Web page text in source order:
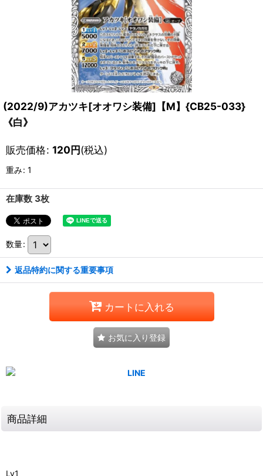
(2022/9)アカツキ[オオワシ装備]【M】{CB25-033}
《白》
販売価格: 120円(税込)
重み: 1
在庫数 3枚
数量:
返品特約に関する重要事項
カートに入れる
お気に入り登録
商品詳細
Lv1